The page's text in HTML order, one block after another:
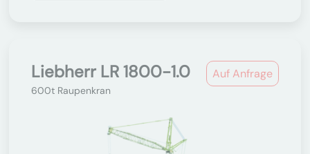
Auf Anfrage
Liebherr LR 1800-1.0
600t Raupenkran